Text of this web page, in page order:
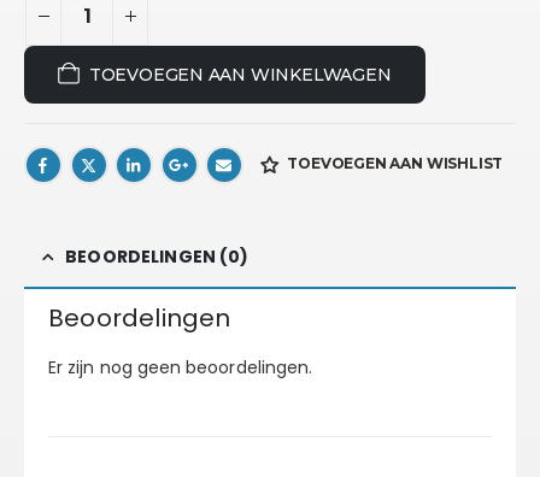
TOEVOEGEN AAN WINKELWAGEN
TOEVOEGEN AAN WISHLIST
BEOORDELINGEN (0)
Beoordelingen
Er zijn nog geen beoordelingen.